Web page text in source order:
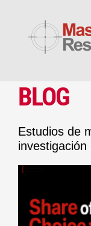
content
BLOG
Estudios de